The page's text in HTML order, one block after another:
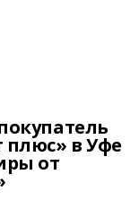
в Уфе
от